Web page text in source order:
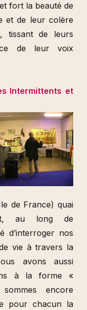
fort la beauté de
et de leur colère
tissant de leurs
de leur voix
Intermittents et
de France) quai
au long de
d’interroger nos
vie à travers la
avons aussi
à la forme «
encore
pour chacun la